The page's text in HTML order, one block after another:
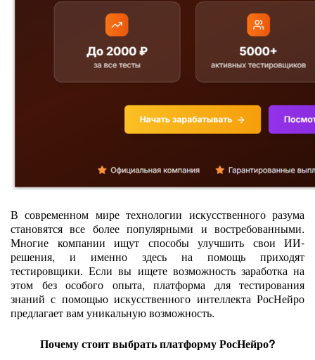
В современном мире технологии искусственного разума
становятся все более популярными и востребованными.
Многие компании ищут способы улучшить свои ИИ-
решения, и именно здесь на помощь приходят
тестировщики. Если вы ищете возможность заработка на
этом без особого опыта, платформа для тестирования
знаний с помощью искусственного интеллекта РосНейро
предлагает вам уникальную возможность.
Почему стоит выбрать платформу РосНейро?